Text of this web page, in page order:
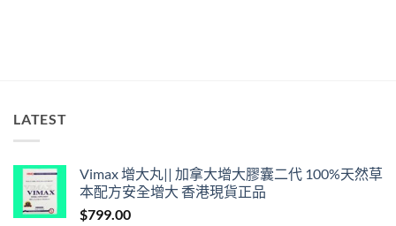
LATEST
Vimax 增大丸|| 加拿大增大膠囊二代 100%天然草
本配方安全增大 香港現貨正品
$799.00